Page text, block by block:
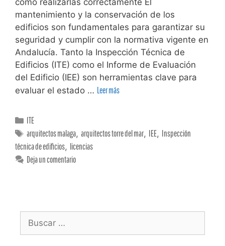
mantenimiento y la conservación de los
edificios son fundamentales para garantizar su
seguridad y cumplir con la normativa vigente en
Andalucía. Tanto la Inspección Técnica de
Edificios (ITE) como el Informe de Evaluación
del Edificio (IEE) son herramientas clave para
evaluar el estado … Leer más
ITE
arquitectos malaga,arquitectos torre del mar, IEE, Inspección
técnica de edificios, licencias
Deja un comentario